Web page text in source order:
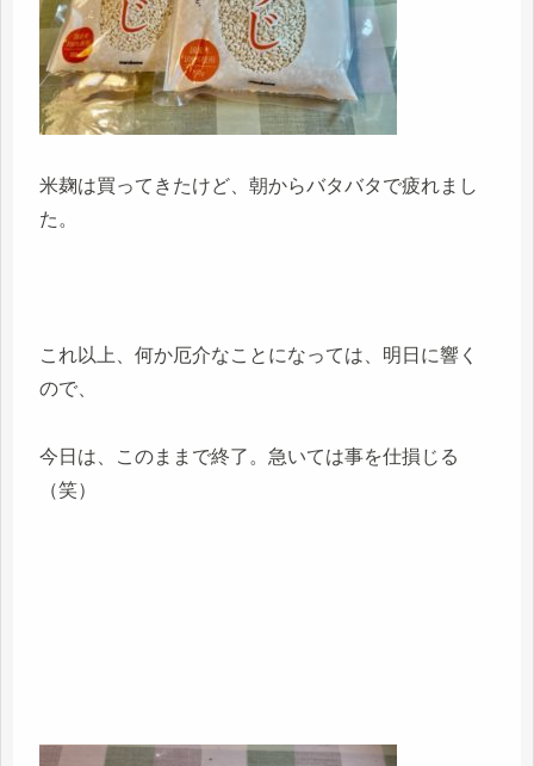
米麹は買ってきたけど、朝からバタバタで疲れまし
た。
これ以上、何か厄介なことになっては、明日に響く
ので、
今日は、このままで終了。急いては事を仕損じる
（笑）